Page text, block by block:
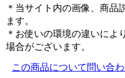
＊当サイト内の画像、商品
ます。
＊お使いの環境の違いによ
場合がございます。
この商品について問い合